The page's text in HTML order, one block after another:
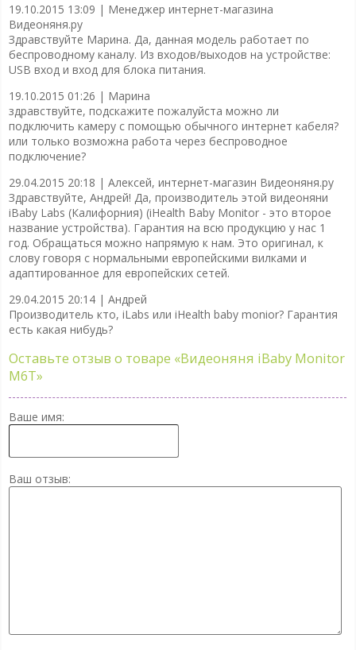
19.10.2015 13:09 | Менеджер интернет-магазина
Видеоняня.ру
Здравствуйте Марина. Да, данная модель работает по
беспроводному каналу. Из входов/выходов на устройстве:
USB вход и вход для блока питания.
19.10.2015 01:26 | Марина
здравствуйте, подскажите пожалуйста можно ли
подключить камеру с помощью обычного интернет кабеля?
или только возможна работа через беспроводное
подключение?
29.04.2015 20:18 | Алексей, интернет-магазин Видеоняня.ру
Здравствуйте, Андрей! Да, производитель этой видеоняни
iBaby Labs (Калифорния) (iHealth Baby Monitor - это второе
название устройства). Гарантия на всю продукцию у нас 1
год. Обращаться можно напрямую к нам. Это оригинал, к
слову говоря с нормальными европейскими вилками и
адаптированное для европейских сетей.
29.04.2015 20:14 | Андрей
Производитель кто, iLabs или iHealth baby monior? Гарантия
есть какая нибудь?
Оставьте отзыв о товаре «Видеоняня iBaby Monitor
M6T»
Ваше имя:
Ваш отзыв: